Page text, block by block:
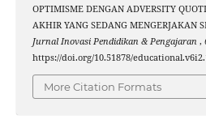
OPTIMISME DENGAN ADVERSITY
AKHIR YANG SEDANG MENGERJAKAN
Jurnal Inovasi Pendidikan & Pengajaran ,
https://doi.org/10.51878/
More Citation Formats